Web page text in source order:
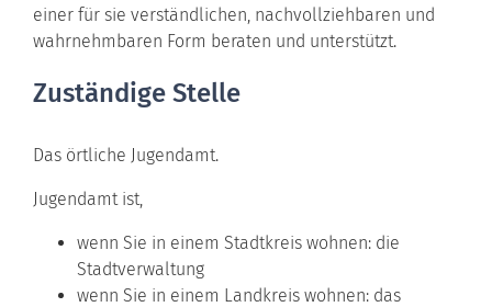
einer für sie verständlichen, nachvollziehbaren und
wahrnehmbaren Form beraten und unterstützt.
Zuständige Stelle
Das örtliche Jugendamt.
Jugendamt ist,
wenn Sie in einem Stadtkreis wohnen: die
Stadtverwaltung
wenn Sie in einem Landkreis wohnen: das